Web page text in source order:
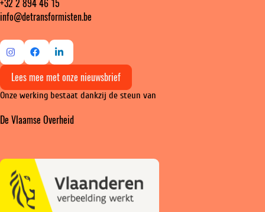
+32 2 894 46 15
info@detransformisten.be
Ga
naar
Instagram
naar
Facebook
Ga
naar
LinkedIn
Lees mee met onze nieuwsbrief
Onze werking bestaat dankzij de steun van
De Vlaamse Overheid